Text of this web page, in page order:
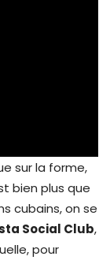
sur la forme,
bien plus que
cubains, on se
Social Club,
pour